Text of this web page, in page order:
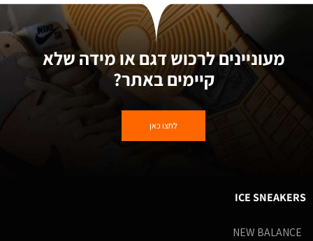
מעוניינים לרכוש דגם או מידה שלא
קיימים באתר?
לחצו כאן
ICE SNEAKERS
NEW BALANCE